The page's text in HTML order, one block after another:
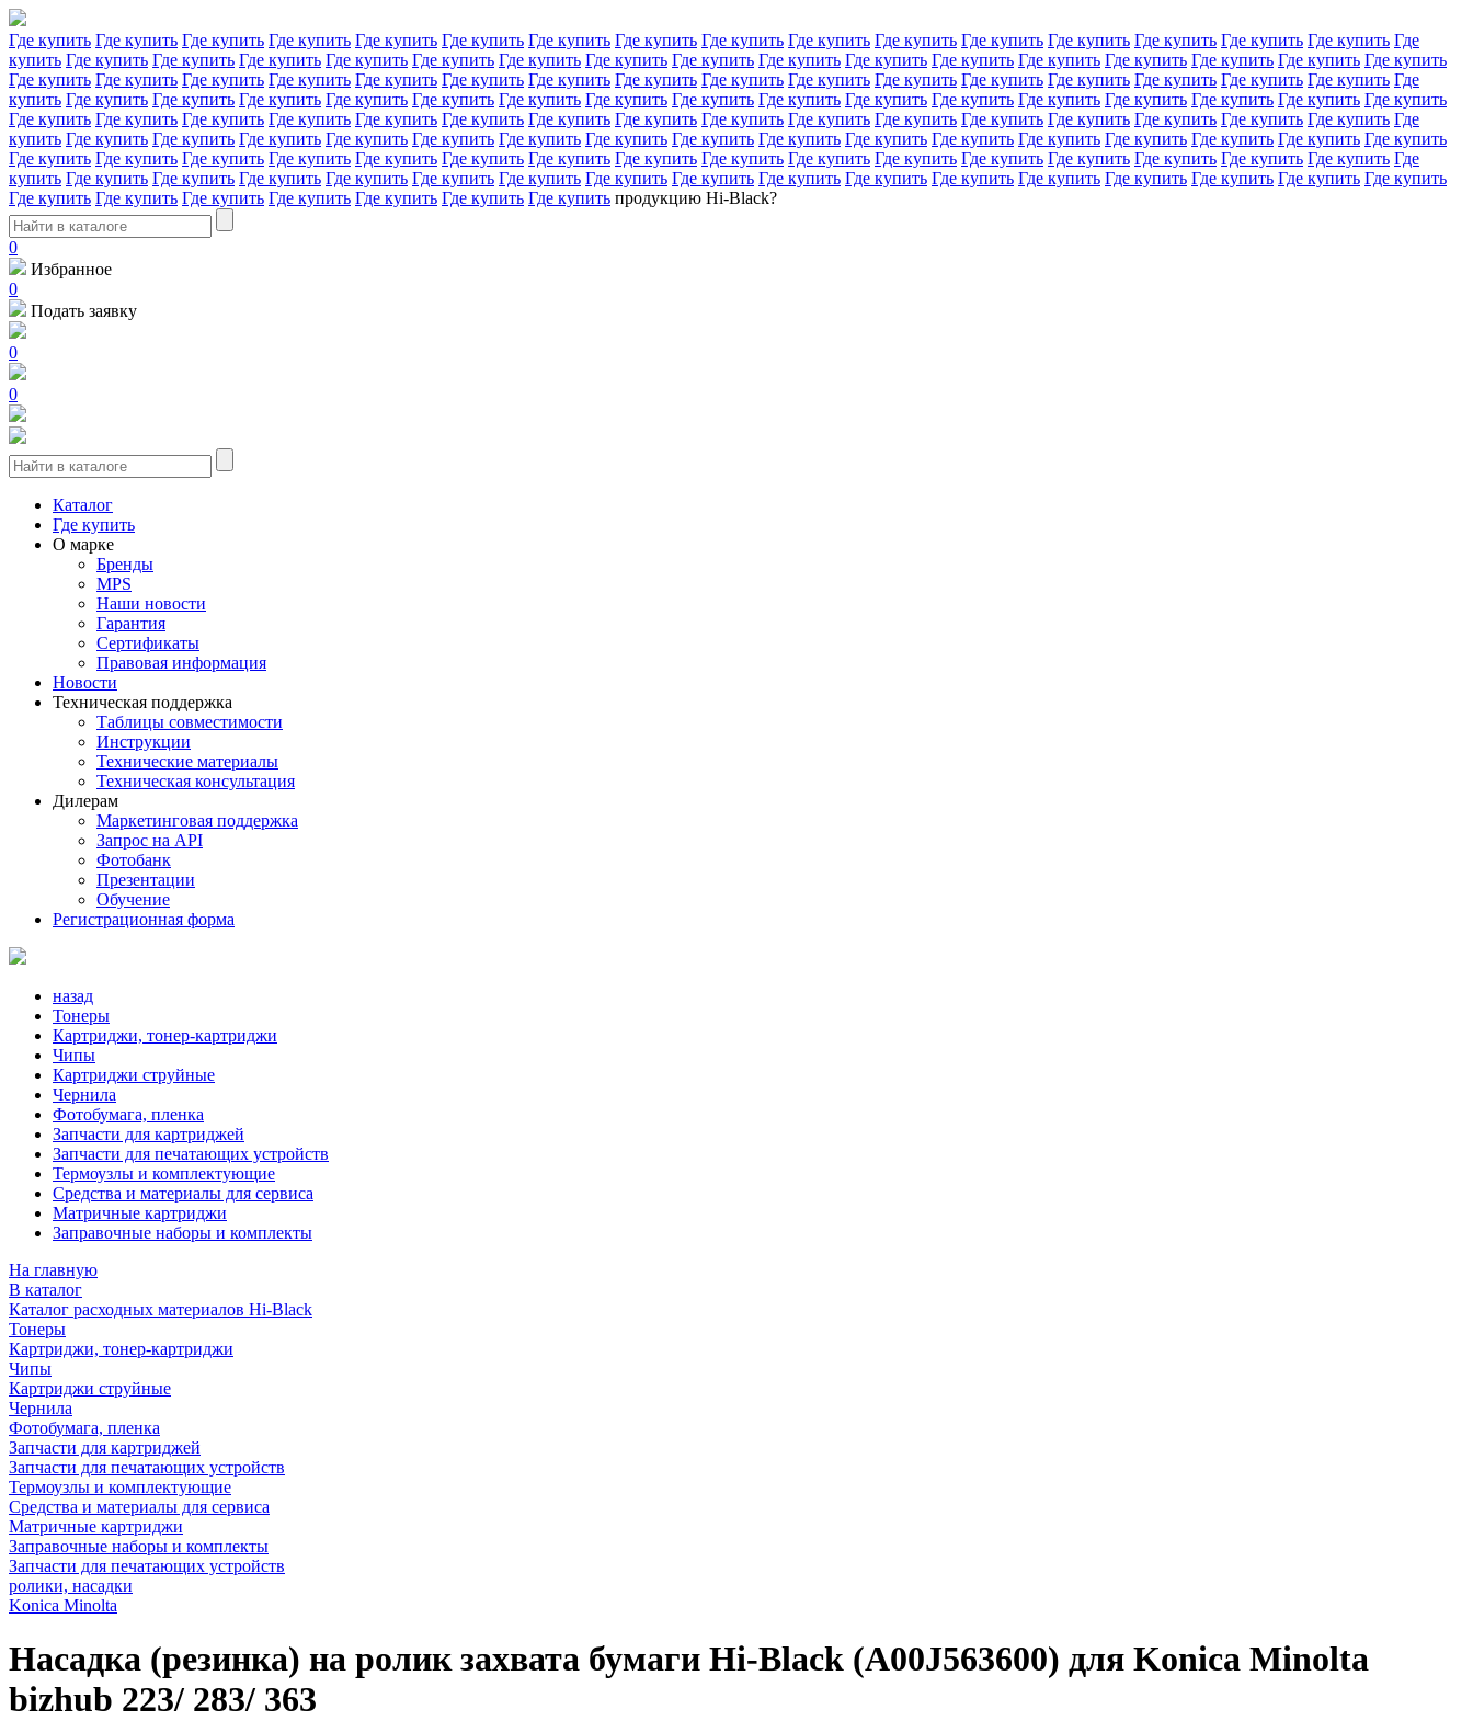
Где купить Где купить Где купить Где купить Где купить Где купить Где купить Где купить Где купить Где купить Где купить Где купить Где купить Где купить Где купить Где купить Где
купить Где купить Где купить Где купить Где купить Где купить Где купить Где купить Где купить Где купить Где купить Где купить Где купить Где купить Где купить Где купить Где купить
Где купить Где купить Где купить Где купить Где купить Где купить Где купить Где купить Где купить Где купить Где купить Где купить Где купить Где купить Где купить Где купить Где
купить Где купить Где купить Где купить Где купить Где купить Где купить Где купить Где купить Где купить Где купить Где купить Где купить Где купить Где купить Где купить Где купить
Где купить Где купить Где купить Где купить Где купить Где купить Где купить Где купить Где купить Где купить Где купить Где купить Где купить Где купить Где купить Где купить Где
купить Где купить Где купить Где купить Где купить Где купить Где купить Где купить Где купить Где купить Где купить Где купить Где купить Где купить Где купить Где купить Где купить
Где купить Где купить Где купить Где купить Где купить Где купить Где купить Где купить Где купить Где купить Где купить Где купить Где купить Где купить Где купить Где купить Где
купить Где купить Где купить Где купить Где купить Где купить Где купить Где купить Где купить Где купить Где купить Где купить Где купить Где купить Где купить Где купить Где купить
Где купить Где купить Где купить Где купить Где купить Где купить Где купить продукцию Hi-Black?
0
Избранное
0
Подать заявку
0
0
Каталог
Где купить
О марке
Бренды
MPS
Наши новости
Гарантия
Сертификаты
Правовая информация
Новости
Техническая поддержка
Таблицы совместимости
Инструкции
Технические материалы
Техническая консультация
Дилерам
Маркетинговая поддержка
Запрос на API
Фотобанк
Презентации
Обучение
Регистрационная форма
назад
Тонеры
Картриджи, тонер-картриджи
Чипы
Картриджи струйные
Чернила
Фотобумага, пленка
Запчасти для картриджей
Запчасти для печатающих устройств
Термоузлы и комплектующие
Средства и материалы для сервиса
Матричные картриджи
Заправочные наборы и комплекты
На главную
В каталог
Каталог расходных материалов Hi-Black
Тонеры
Картриджи, тонер-картриджи
Чипы
Картриджи струйные
Чернила
Фотобумага, пленка
Запчасти для картриджей
Запчасти для печатающих устройств
Термоузлы и комплектующие
Средства и материалы для сервиса
Матричные картриджи
Заправочные наборы и комплекты
Запчасти для печатающих устройств
ролики, насадки
Konica Minolta
Насадка (резинка) на ролик захвата бумаги Hi-Black (A00J563600) для Konica Minolta
bizhub 223/ 283/ 363